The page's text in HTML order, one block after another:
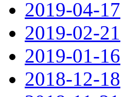
2019-04-17
2019-02-21
2019-01-16
2018-12-18